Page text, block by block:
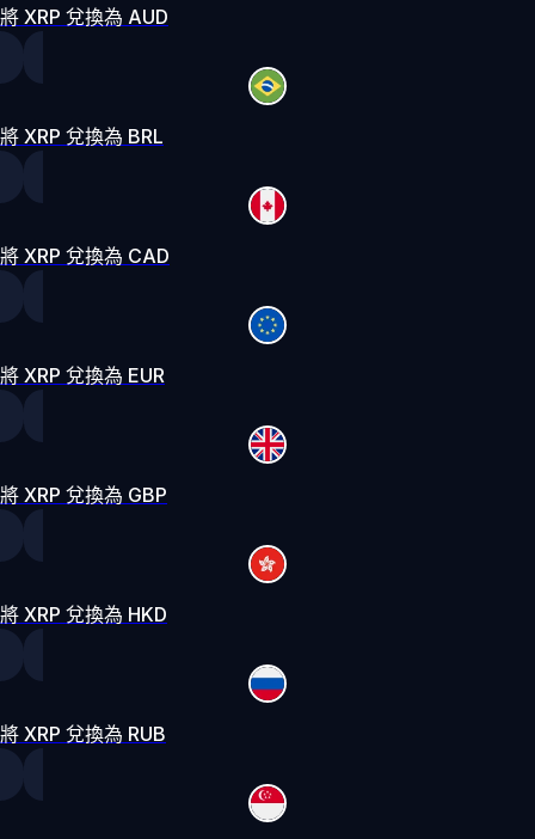
將 XRP 兌換為 AUD
將 XRP 兌換為 BRL
將 XRP 兌換為 CAD
將 XRP 兌換為 EUR
將 XRP 兌換為 GBP
將 XRP 兌換為 HKD
將 XRP 兌換為 RUB